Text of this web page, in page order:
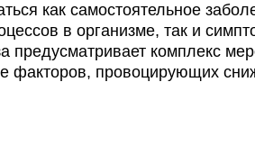
как самостоятельное
в организме, так и
предусматривает комплекс
факторов, провоцирующих